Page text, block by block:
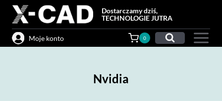
Przejdź
treści
Dostarczamy dziś,
TECHNOLOGIE JUTRA
Moje konto 0
Nvidia